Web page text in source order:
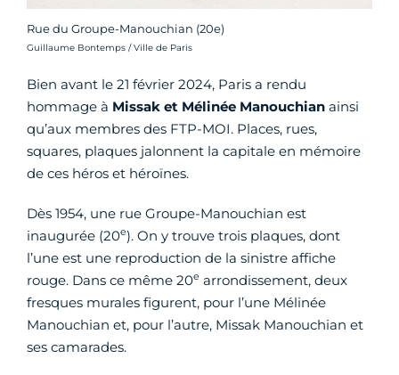
Rue du Groupe-Manouchian (20e)
Crédit photo :
Guillaume Bontemps / Ville de Paris
Bien avant le 21 février 2024, Paris a rendu
hommage à Missak et Mélinée Manouchian ainsi
qu’aux membres des FTP-MOI. Places, rues,
squares, plaques jalonnent la capitale en mémoire
de ces héros et héroïnes.
Dès 1954, une rue Groupe-Manouchian est
inaugurée (20e). On y trouve trois plaques, dont
l’une est une reproduction de la sinistre affiche
rouge. Dans ce même 20e arrondissement, deux
fresques murales figurent, pour l’une Mélinée
Manouchian et, pour l’autre, Missak Manouchian et
ses camarades.